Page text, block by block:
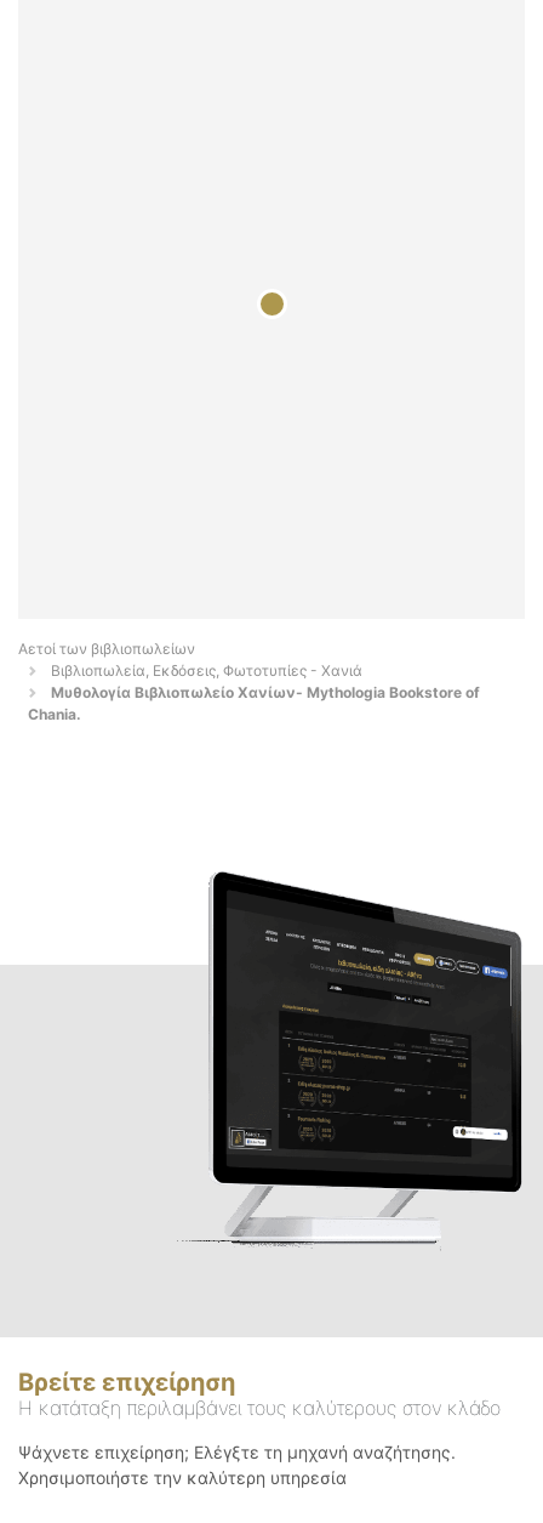
Αετοί των βιβλιοπωλείων
Βιβλιοπωλεία, Εκδόσεις, Φωτοτυπίες - Χανιά
Μυθολογία Βιβλιοπωλείο Χανίων- Mythologia Bookstore of
Chania.
Βρείτε επιχείρηση
Η κατάταξη περιλαμβάνει τους καλύτερους στον κλάδο
Ψάχνετε επιχείρηση; Ελέγξτε τη μηχανή αναζήτησης.
Χρησιμοποιήστε την καλύτερη υπηρεσία